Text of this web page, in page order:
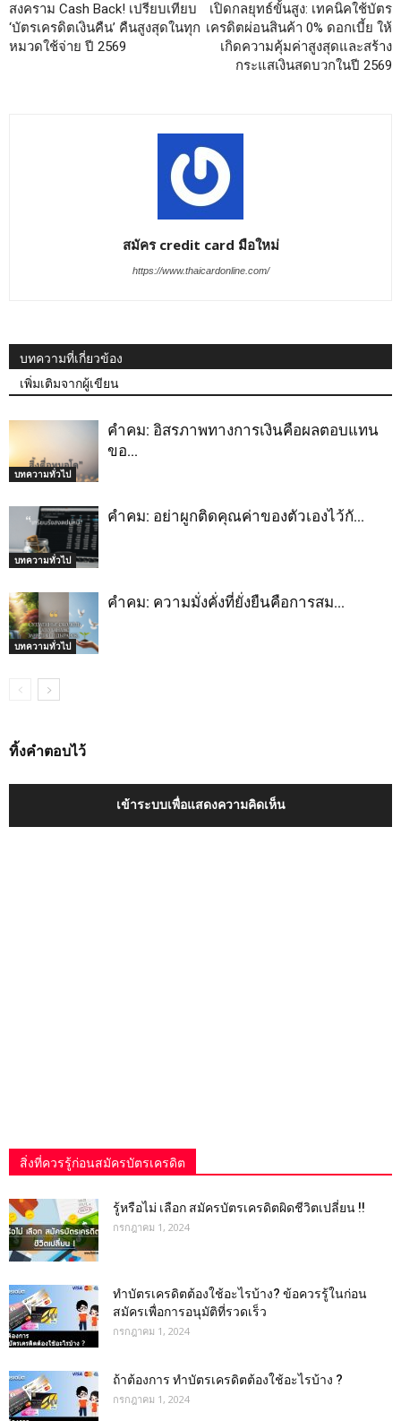
สงคราม Cash Back! เปรียบเทียบ
‘บัตรเครดิตเงินคืน’ คืนสูงสุดในทุก
หมวดใช้จ่าย ปี 2569
เปิดกลยุทธ์ขั้นสูง: เทคนิคใช้บัตร
เครดิตผ่อนสินค้า 0% ดอกเบี้ย ให้
เกิดความคุ้มค่าสูงสุดและสร้าง
กระแสเงินสดบวกในปี 2569
สมัคร credit card มือใหม่
https://www.thaicardonline.com/
บทความที่เกี่ยวข้อง
เพิ่มเติมจากผู้เขียน
บทความทั่วไป
คำคม: อิสรภาพทางการเงินคือผลตอบแทน
ขอ…
บทความทั่วไป
คำคม: อย่าผูกติดคุณค่าของตัวเองไว้กั…
บทความทั่วไป
คำคม: ความมั่งคั่งที่ยั่งยืนคือการสม…
ทิ้งคำตอบไว้
เข้าระบบเพื่อแสดงความคิดเห็น
สิ่งที่ควรรู้ก่อนสมัครบัตรเครดิต
รู้หรือไม่ เลือก สมัครบัตรเครดิตผิดชีวิตเปลี่ยน !!
กรกฎาคม 1, 2024
ทําบัตรเครดิตต้องใช้อะไรบ้าง? ข้อควรรู้ในก่อน
สมัครเพื่อการอนุมัติที่รวดเร็ว
กรกฎาคม 1, 2024
ถ้าต้องการ ทําบัตรเครดิตต้องใช้อะไรบ้าง ?
กรกฎาคม 1, 2024